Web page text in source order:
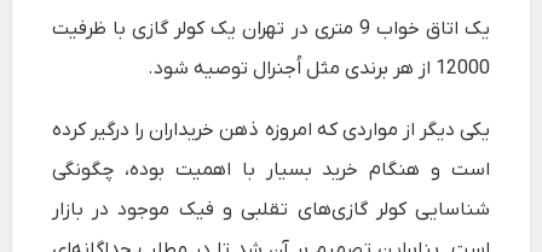
یک اتاق خواب 9 متری در تهران یک کولر گازی با ظرفیت
12000 از هر برندی مثل اُجنرال توصیه شود.
یکی دیگر از مواردی که امروزه ذهن خریداران را درگیر کرده
است و هنگام خرید بسیار با اهمیت بوده، چگونگی
شناسایی کولر گازی‌های تقلبی و فیک موجود در بازار